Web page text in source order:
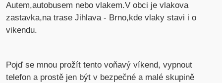
Autem,autobusem nebo vlakem.V obci je vlakova
zastavka,na trase Jihlava - Brno,kde vlaky stavi i o
vikendu.
Pojď se mnou prožít tento voňavý víkend, vypnout
telefon a prostě jen být v bezpečné a malé skupině